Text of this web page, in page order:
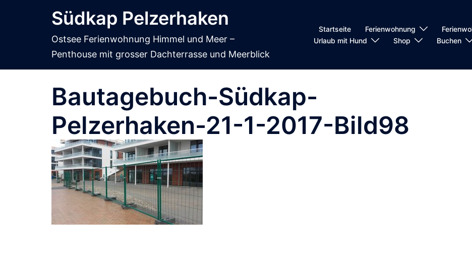
Südkap Pelzerhaken
Ostsee Ferienwohnung Himmel und Meer –
Penthouse mit grosser Dachterrasse und Meerblick
Startseite Ferienwohnung
Urlaub mit Hund
Shop Buchen
Bautagebuch-Südkap-
Pelzerhaken-21-1-2017-Bild98